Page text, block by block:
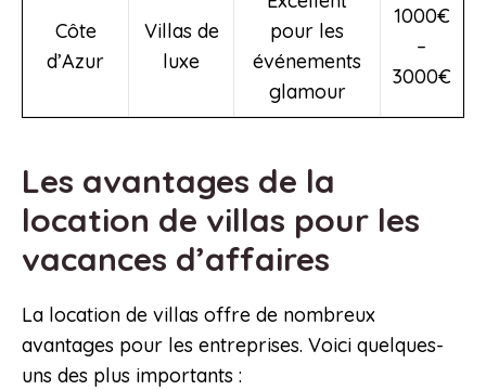
Côte
d’Azur
Villas de
luxe
pour les
événements
glamour
1000€
–
3000€
Les avantages de la
location de villas pour les
vacances d’affaires
La location de villas offre de nombreux
avantages pour les entreprises. Voici quelques-
uns des plus importants :